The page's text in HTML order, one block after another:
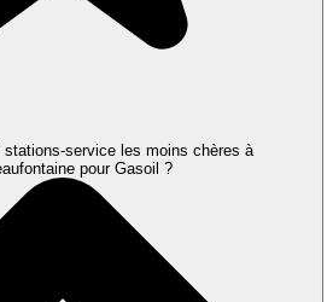
service les moins chères à
Combeaufontaine pour Gasoil ?